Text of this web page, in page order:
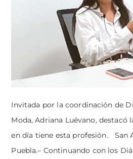
Invitada por la coordinación de
Moda, Adriana Luévano, destacó
en día tiene esta profesión. San
Puebla.– Continuando con los